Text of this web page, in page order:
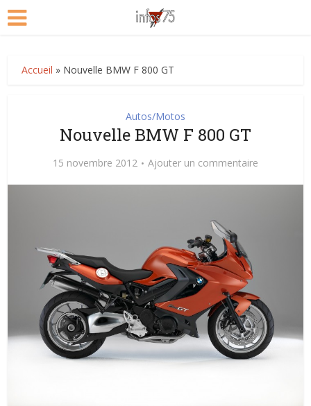
Accueil » Nouvelle BMW F 800 GT
Autos/Motos
Nouvelle BMW F 800 GT
15 novembre 2012 Ajouter un commentaire